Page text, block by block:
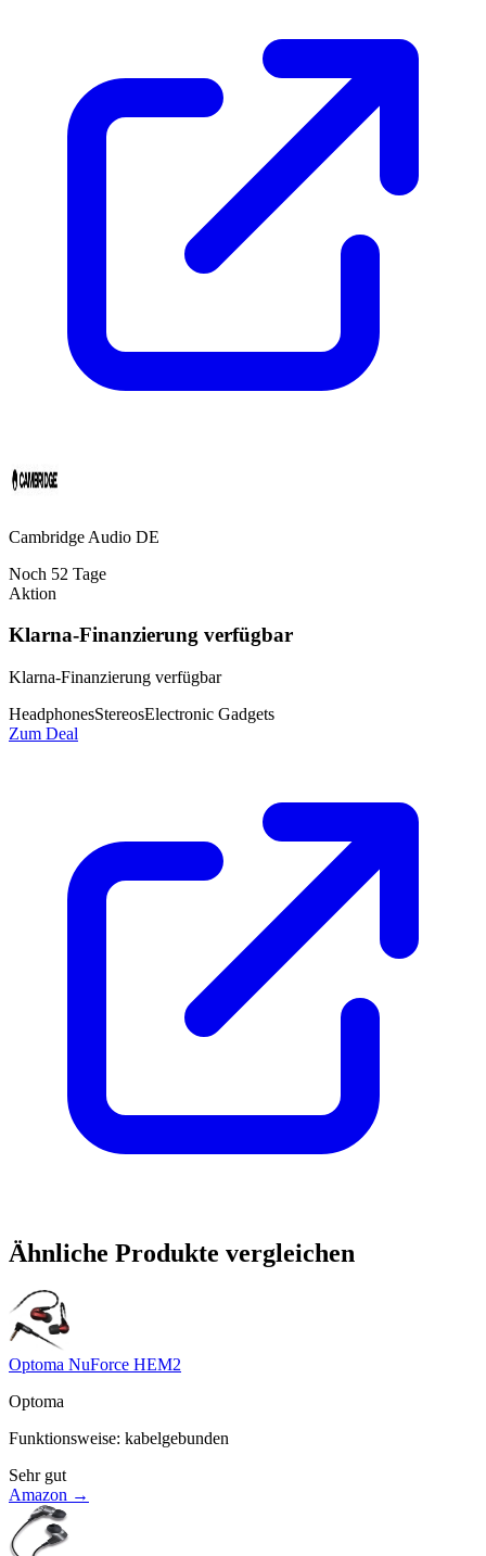
Cambridge Audio DE
Noch 52 Tage
Aktion
Klarna-Finanzierung verfügbar
Klarna-Finanzierung verfügbar
HeadphonesStereosElectronic Gadgets
Zum Deal
Ähnliche Produkte vergleichen
Optoma NuForce HEM2
Optoma
Funktionsweise: kabelgebunden
Sehr gut
Amazon →